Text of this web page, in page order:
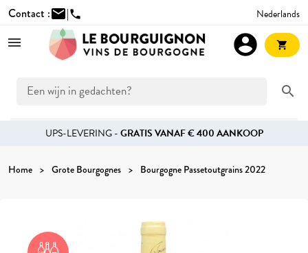
Contact :mail|phone Nederlands
search
account_circle shopping_cart
UPS-LEVERING -GRATIS VANAF € 400 AANKOOP
Home Grote Bourgognes Bourgogne Passetoutgrains 2022